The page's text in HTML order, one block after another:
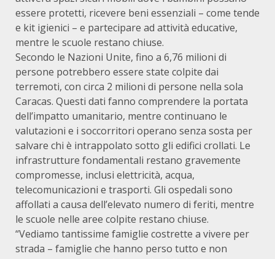
essere protetti, ricevere beni essenziali – come tende
e kit igienici – e partecipare ad attività educative,
mentre le scuole restano chiuse.
Secondo le Nazioni Unite, fino a 6,76 milioni di
persone potrebbero essere state colpite dai
terremoti, con circa 2 milioni di persone nella sola
Caracas. Questi dati fanno comprendere la portata
dell’impatto umanitario, mentre continuano le
valutazioni e i soccorritori operano senza sosta per
salvare chi è intrappolato sotto gli edifici crollati. Le
infrastrutture fondamentali restano gravemente
compromesse, inclusi elettricità, acqua,
telecomunicazioni e trasporti. Gli ospedali sono
affollati a causa dell’elevato numero di feriti, mentre
le scuole nelle aree colpite restano chiuse.
“Vediamo tantissime famiglie costrette a vivere per
strada – famiglie che hanno perso tutto e non